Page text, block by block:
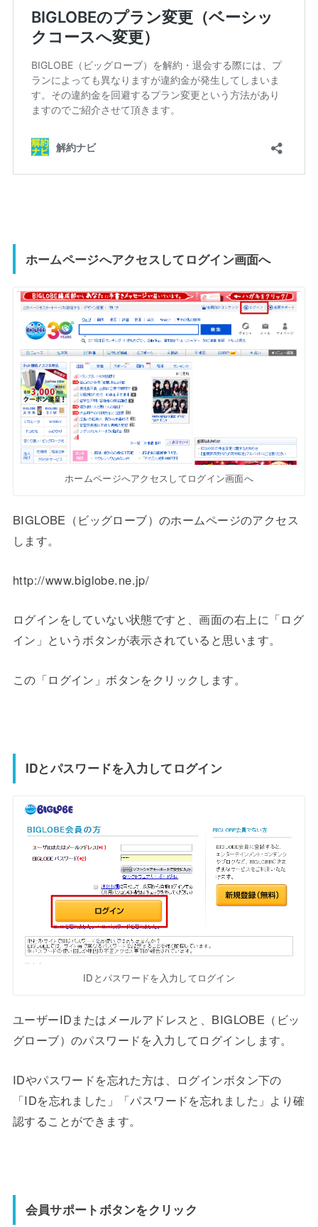
ホームページへアクセスしてログイン画面へ
ホームページへアクセスしてログイン画面へ
BIGLOBE（ビッグローブ）のホームページのアクセス
します。
http://www.biglobe.ne.jp/
ログインをしていない状態ですと、画面の右上に「ログ
イン」というボタンが表示されていると思います。
この「ログイン」ボタンをクリックします。
IDとパスワードを入力してログイン
IDとパスワードを入力してログイン
ユーザーIDまたはメールアドレスと、BIGLOBE（ビッ
グローブ）のパスワードを入力してログインします。
IDやパスワードを忘れた方は、ログインボタン下の
「IDを忘れました」「パスワードを忘れました」より確
認することができます。
会員サポートボタンをクリック